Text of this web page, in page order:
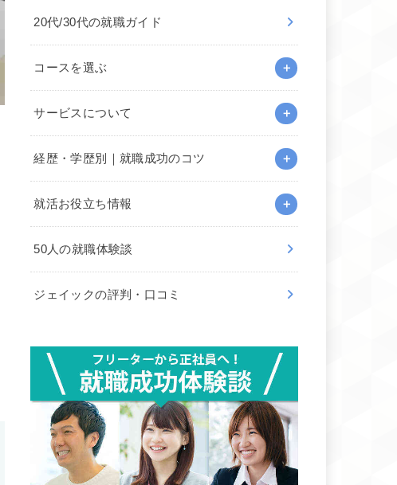
20代/30代の就職ガイド
コースを選ぶ
サービスについて
経歴・学歴別｜就職成功のコツ
就活お役立ち情報
50人の就職体験談
ジェイックの評判・口コミ